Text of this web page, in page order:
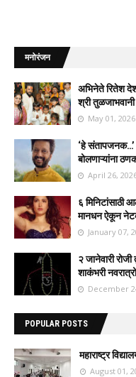
मनोरंजन
अभिनेते रितेश
श्री
May 01, 2026
‘हे संतापजनक…’
बोलणाऱ्यांना
April 26,
६ मिनिटांसाठी
मानधन ऐकून
January 07,
२ जानेवारी
शाकंभरी
December
POPULAR POSTS
महाराष्ट्र
August 01,